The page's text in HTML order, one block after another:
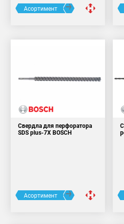
Асортимент
Свердла для перфоратора
SDS plus-7X BOSCH
Асортимент